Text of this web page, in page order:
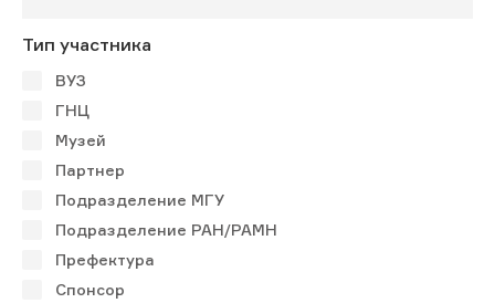
Тип участника
ВУЗ
ГНЦ
Музей
Партнер
Подразделение МГУ
Подразделение РАН/РАМН
Префектура
Спонсор